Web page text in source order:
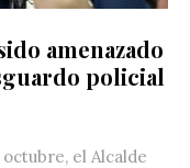
amenazado
policial
el Alcalde